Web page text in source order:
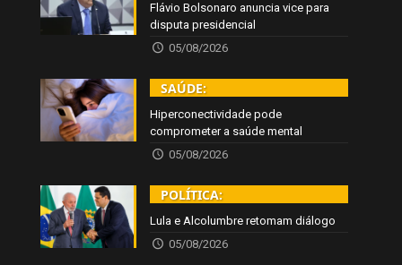
Flávio Bolsonaro anuncia vice para
disputa presidencial
05/08/2026
SAÚDE:
Hiperconectividade pode
comprometer a saúde mental
05/08/2026
POLÍTICA:
Lula e Alcolumbre retomam diálogo
05/08/2026